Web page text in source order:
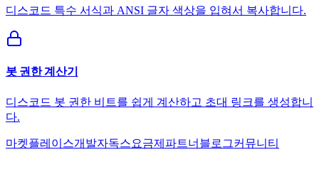
디스코드 특수 서식과 ANSI 글자 색상을 입혀서 복사합니다.
봇 권한 계산기
디스코드 봇 권한 비트를 쉽게 계산하고 초대 링크를 생성합니
다.
마켓플레이스개발자독스요금제 파트너 블로그커뮤니티